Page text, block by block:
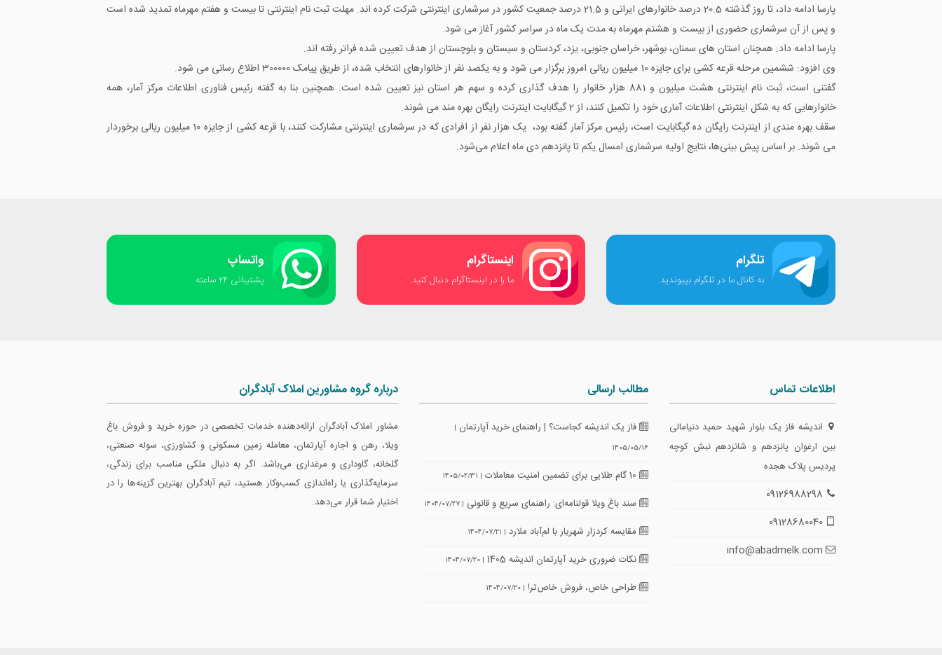
پارسا ادامه داد، تا روز گذشته 20.5 درصد خانوارهای ایرانی و 21.5 درصد جمعیت کشور در سرشماری اینترنتی شرکت کرده اند. مهلت ثبت نام اینترنتی تا بیست و هفتم مهرماه تمدید شده است
و پس از آن سرشماری حضوری از بیست و هشتم مهرماه به مدت یک ماه در سراسر کشور آغاز می شود.
پارسا ادامه داد: همچنان استان های سمنان، بوشهر، خراسان جنوبی، یزد، کردستان و سیستان و بلوچستان از هدف تعیین شده فراتر رفته اند.
وی افزود: ششمین مرحله قرعه کشی برای جایزه 10 میلیون ریالی امروز برگزار می شود و به یکصد نفر از خانوارهای انتخاب شده، از طریق پیامک 300000 اطلاع رسانی می شود.
گفتنی است، ثبت نام اینترنتی هشت میلیون و 881 هزار خانوار را هدف گذاری کرده و سهم هر استان نیز تعیین شده است. همچنین بنا به گفته رئیس فناوری اطلاعات مرکز آمار، همه
خانوارهایی که به شکل اینترنتی اطلاعات آماری خود را تکمیل کنند، از 2 گیگابایت اینترنت رایگان بهره مند می شوند.
سقف بهره مندی از اینترنت رایگان ده گیگابایت است، رئیس مرکز آمار گفته بود، یک هزار نفر از افرادی که در سرشماری اینترنتی مشارکت کنند، با قرعه کشی از جایزه 10 میلیون ریالی برخوردار
می شوند. بر اساس پیش بینی‌ها، نتایج اولیه سرشماری امسال یکم تا پانزدهم دی ماه اعلام می‌شود.
تلگرام
به کانال ما در تلگرام بپیوندید.
اینستاگرام
ما را در اینستاگرام دنبال کنید.
واتساپ
پشتیبانی ٢۴ ساعته
اطلاعات تماس
اندیشه فاز یک بلوار شهید حمید دنیامالی
بین ارغوان پانزدهم و شانزدهم نبش کوچه
پردیس پلاک هجده
مطالب ارسالی
فاز یک اندیشه کجاست؟ | راهنمای خرید آپارتمان |
1405/05/16
| 1405/02/31
سند باغ ویلا قولنامه‌ای: راهنمای سریع و قانونی | 1404/07/27
مقایسه کردزار شهریار با لم‌آباد ملارد | 1404/07/21
نکات ضروری خرید آپارتمان اندیشه 1405 | 1404/07/20
طراحی خاص، فروش خاص‌تر! | 1404/07/20
درباره گروه مشاورین املاک آبادگران
مشاور املاک آبادگران ارائه‌دهنده خدمات تخصصی در حوزه خرید و فروش باغ
ویلا، رهن و اجاره آپارتمان، معامله زمین مسکونی و کشاورزی، سوله صنعتی،
گلخانه، گاوداری و مرغداری می‌باشد. اگر به دنبال ملکی مناسب برای زندگی،
سرمایه‌گذاری یا راه‌اندازی کسب‌وکار هستید، تیم آبادگران بهترین گزینه‌ها را در
اختیار شما قرار می‌دهد.